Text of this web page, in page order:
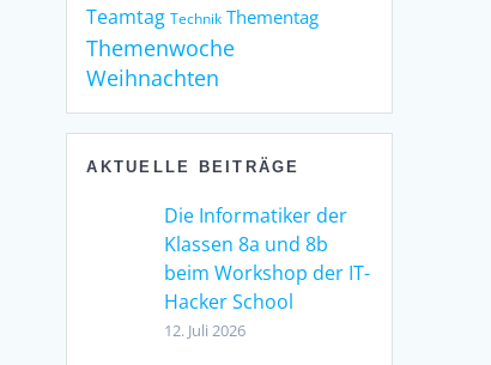
Teamtag Technik Thementag
Themenwoche
Weihnachten
AKTUELLE BEITRÄGE
Die Informatiker der
Klassen 8a und 8b
beim Workshop der IT-
Hacker School
12. Juli 2026